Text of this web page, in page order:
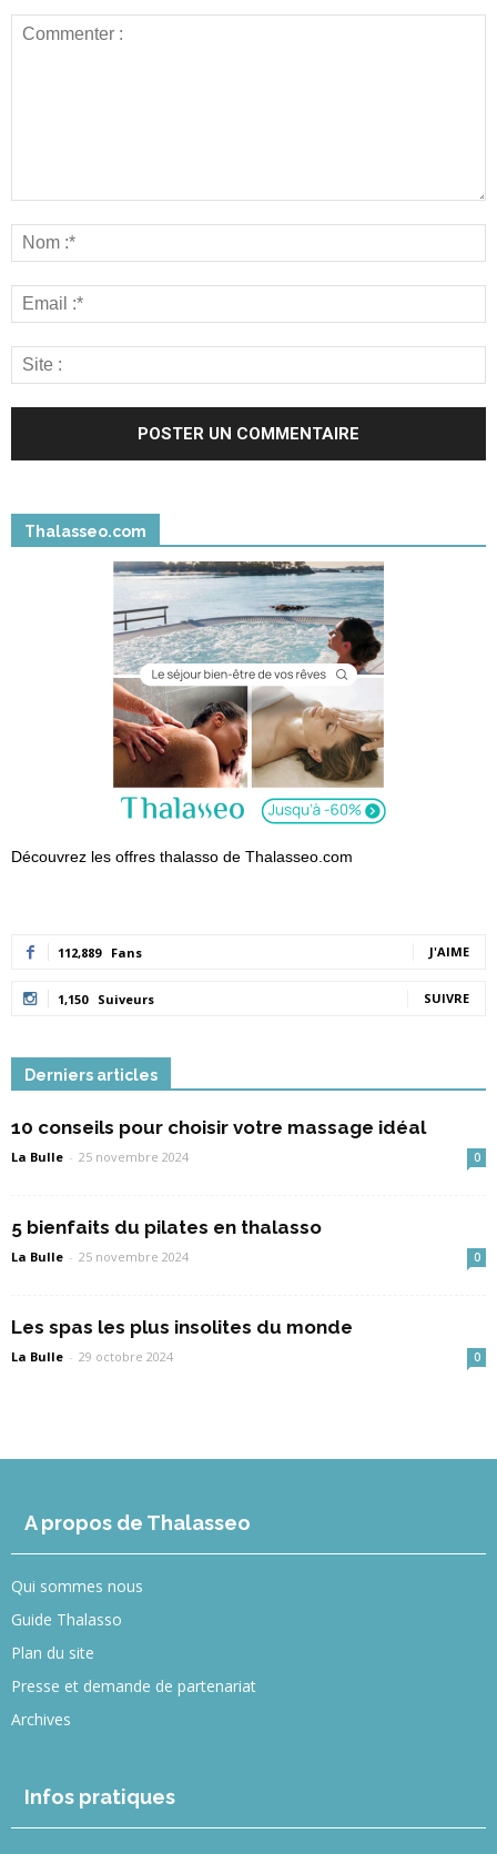
Thalasseo.com
Découvrez les offres thalasso de Thalasseo.com
112,889 Fans J'AIME
1,150 Suiveurs SUIVRE
Derniers articles
10 conseils pour choisir votre massage idéal
La Bulle - 25 novembre 2024 0
5 bienfaits du pilates en thalasso
La Bulle - 25 novembre 2024 0
Les spas les plus insolites du monde
La Bulle - 29 octobre 2024 0
A propos de Thalasseo
Qui sommes nous
Guide Thalasso
Plan du site
Presse et demande de partenariat
Archives
Infos pratiques